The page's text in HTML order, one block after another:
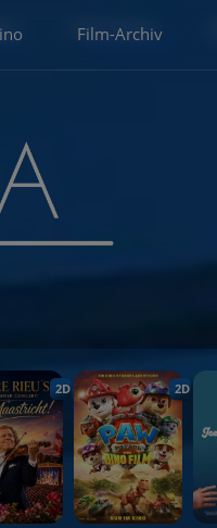
Film-Archiv
2D 2D